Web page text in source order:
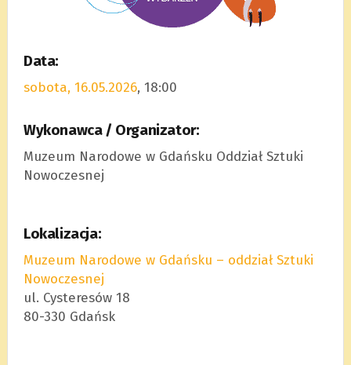
Data:
sobota, 16.05.2026, 18:00
Wykonawca / Organizator:
Muzeum Narodowe w Gdańsku Oddział Sztuki
Nowoczesnej
Lokalizacja:
Muzeum Narodowe w Gdańsku – oddział Sztuki
Nowoczesnej
ul. Cysteresów 18
80-330 Gdańsk